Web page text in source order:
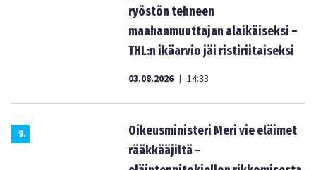
ryöstön tehneen
maahanmuuttajan alaikäiseksi –
THL:n ikäarvio jäi ristiriitaiseksi
03.08.2026 | 14:33
9.
Oikeusministeri Meri vie eläimet
rääkkääjiltä –